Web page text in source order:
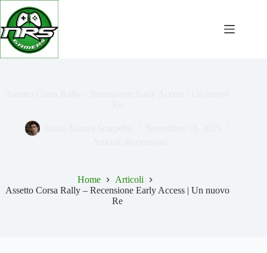
Salta
contenuto
Home
Articoli
Assetto Corsa Rally – Recensione Early Access | Un nuovo
Re